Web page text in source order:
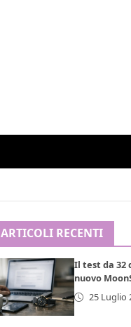
ARTICOLI RECENTI
Il test da 32
nuovo
25 Luglio